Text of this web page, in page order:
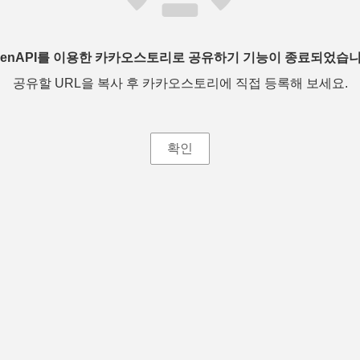
를 이용한 카카오스토리로 공유하기 기능이 종료되었습
공유할 URL을 복사 후 카카오스토리에 직접 등록해 보세요.
확인